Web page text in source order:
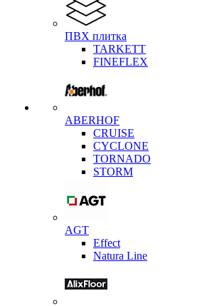
ПВХ плитка
TARKETT
FINEFLEX
ABERHOF
CRUISE
CYCLONE
TORNADO
STORM
AGT
Effect
Natura Line